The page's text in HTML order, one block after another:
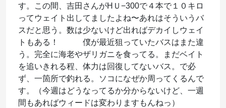
す。この間、吉田さんがHＵ−300で４本で１０キロ
ってウェイト出してましたよね〜あれはそういうバ
スだと思う。数は少ないけど出ればデカイしウェイ
トもある！ 僕が最近狙っていたバスはまた違
う。完全に海老やザリガニを食ってる。まだベイト
を追いきれる程、体力は回復してないバス。で必
ず、一箇所で釣れる。ソコになぜか周ってくるんで
す。（今週はどうなってるか分からないけど、一週
間もあればウィードは変わりますもんねっ）